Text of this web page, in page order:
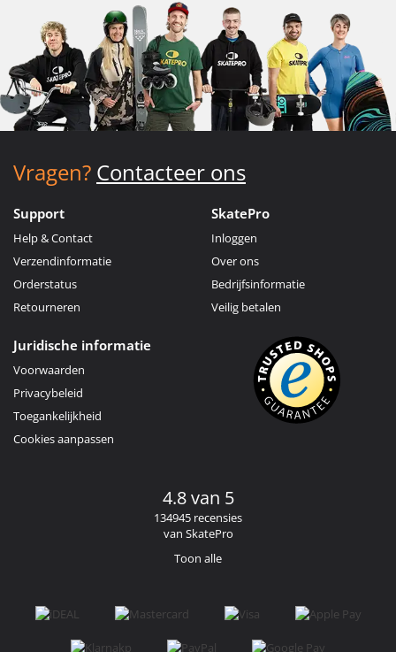
Vragen? Contacteer ons
Support
Help & Contact
Verzendinformatie
Orderstatus
Retourneren
SkatePro
Inloggen
Over ons
Bedrijfsinformatie
Veilig betalen
Juridische informatie
Voorwaarden
Privacybeleid
Toegankelijkheid
Cookies aanpassen
4.8 van 5
134945 recensies
van SkatePro
Toon alle